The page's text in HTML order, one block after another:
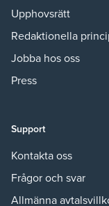
Upphovsrätt
Redaktionella
Jobba hos oss
Press
Support
Kontakta oss
Frågor och svar
Allmänna